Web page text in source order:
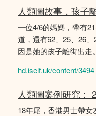
人類圖故事，孩子
一位4/6的媽媽，帶有
道，還有62、25、26
因是她的孩子離街出走。
hd.iself.uk/content/3494
人類圖案例研究：
18年尾，香港男士帶